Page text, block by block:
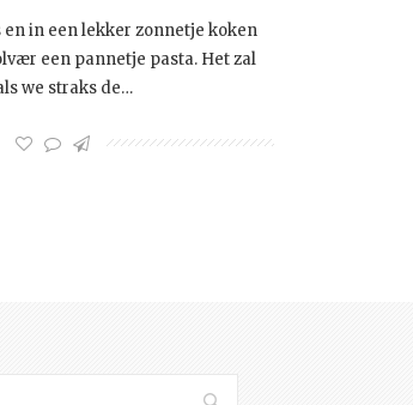
en in een lekker zonnetje koken
een pannetje pasta. Het zal
we straks de…